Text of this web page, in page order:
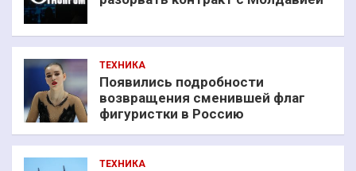
ТЕХНИКА
Появились подробности
возвращения сменившей флаг
фигуристки в Россию
ТЕХНИКА